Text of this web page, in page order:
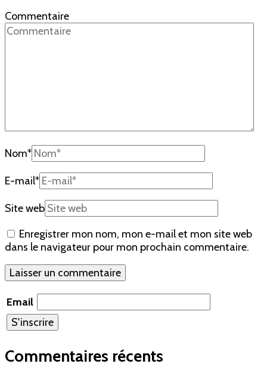
Commentaire
Nom*
E-mail*
Site web
Enregistrer mon nom, mon e-mail et mon site web
dans le navigateur pour mon prochain commentaire.
Email
Commentaires récents